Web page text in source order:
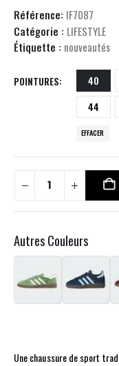
Référence: IF7087
Catégorie : LIFESTYLE
Étiquette : nouveautés
POINTURES 40
44
EFFACER
Autres Couleurs
Une chaussure de sport